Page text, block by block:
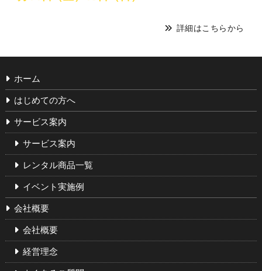
詳細はこちらから
ホーム
はじめての方へ
サービス案内
サービス案内
レンタル商品一覧
イベント実施例
会社概要
会社概要
経営理念